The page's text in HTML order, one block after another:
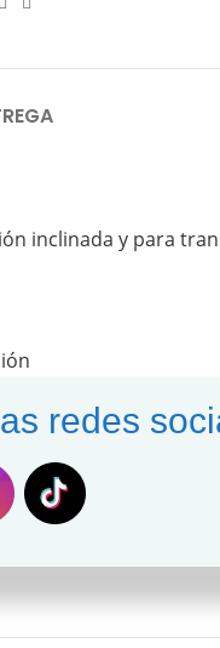
inclinada y para
y de efectos
y switches
redes